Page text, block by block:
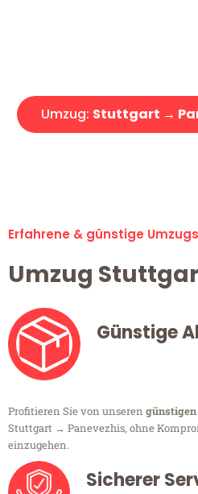
Umzug: Stuttgart →
Erfahrene & günstige
Umzug
Günstige
Profitieren Sie von unseren
Stuttgart → Panevezhis, ohne
einzugehen.
Sicherer